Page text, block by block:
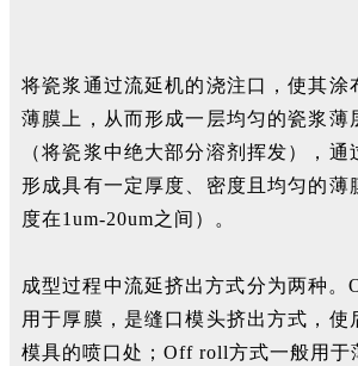
将瓷浆通过流延机的浇注口，使其涂
薄膜上，从而形成一层均匀的瓷浆薄
（将瓷浆中绝大部分溶剂挥发），通
形成具有一定厚度、密度且均匀的薄
度在1um-20um之间）。
成型过程中流延挤出方式分为两种。
用于厚膜，是缝口模头挤出方式，使
模具的喷口处；Off roll方式一般用于